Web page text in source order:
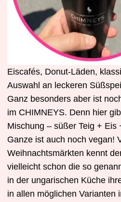
Eiscafés, Donut-Läden,
Auswahl an leckeren
Ganz besonders aber ist
im CHIMNEYS. Denn hier
Mischung – süßer Teig + Eis
Ganze ist auch noch vegan!
Weihnachtsmärkten kennt
vielleicht schon die so
in der ungarischen Küche
in allen möglichen Varianten